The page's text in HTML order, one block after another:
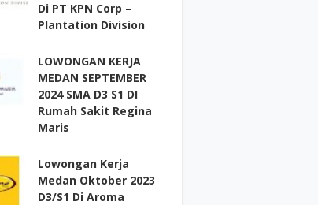
Di PT KPN Corp –
Plantation Division
LOWONGAN KERJA
MEDAN SEPTEMBER
2024 SMA D3 S1 DI
Rumah Sakit Regina
Maris
Lowongan Kerja
Medan Oktober 2023
D3/S1 Di Aroma